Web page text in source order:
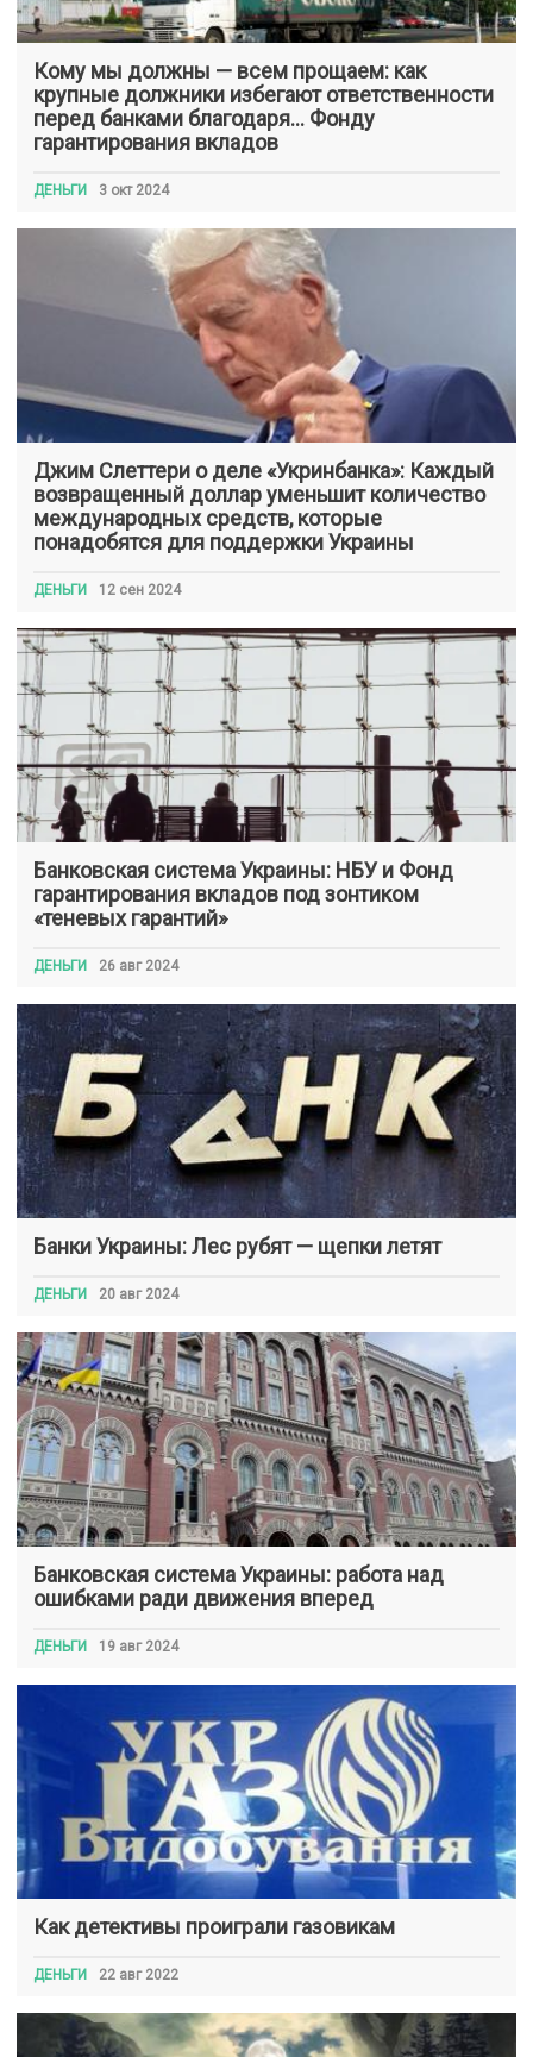
Кому мы должны — всем прощаем: как
крупные должники избегают ответственности
перед банками благодаря… Фонду
гарантирования вкладов
ДЕНЬГИ 3 окт 2024
Джим Слеттери о деле «Укринбанка»: Каждый
возвращенный доллар уменьшит количество
международных средств, которые
понадобятся для поддержки Украины
ДЕНЬГИ 12 сен 2024
Банковская система Украины: НБУ и Фонд
гарантирования вкладов под зонтиком
«теневых гарантий»
ДЕНЬГИ 26 авг 2024
Банки Украины: Лес рубят — щепки летят
ДЕНЬГИ 20 авг 2024
Банковская система Украины: работа над
ошибками ради движения вперед
ДЕНЬГИ 19 авг 2024
Как детективы проиграли газовикам
ДЕНЬГИ 22 авг 2022